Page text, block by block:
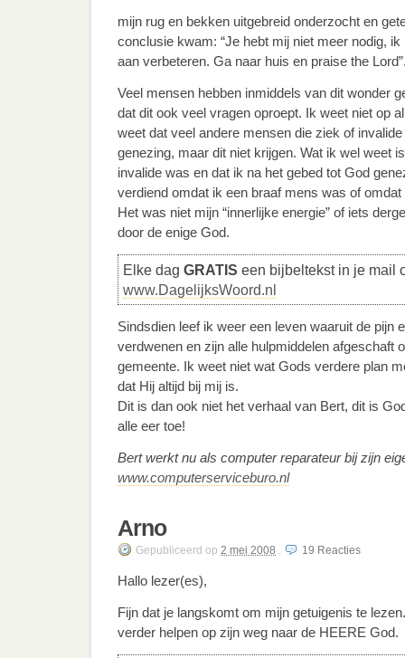
mijn rug en bekken uitgebreid onderzocht en
conclusie kwam: “Je hebt mij niet meer nodig,
aan verbeteren. Ga naar huis en praise the
Veel mensen hebben inmiddels van dit wonder
dat dit ook veel vragen oproept. Ik weet niet op
weet dat veel andere mensen die ziek of
genezing, maar dit niet krijgen. Wat ik wel weet
invalide was en dat ik na het gebed tot God
verdiend omdat ik een braaf mens was of
Het was niet mijn “innerlijke energie” of iets
door de enige God.
Elke dag GRATIS een bijbeltekst in je mail
www.DagelijksWoord.nl
Sindsdien leef ik weer een leven waaruit de pijn
verdwenen en zijn alle hulpmiddelen afgeschaft
gemeente. Ik weet niet wat Gods verdere plan
dat Hij altijd bij mij is.
Dit is dan ook niet het verhaal van Bert, dit is
alle eer toe!
Bert werkt nu als computer reparateur bij zijn
www.computerserviceburo.nl
Arno
Gepubliceerd op 2 mei 2008 . 19 Reacties
Hallo lezer(es),
Fijn dat je langskomt om mijn getuigenis te
verder helpen op zijn weg naar de HEERE God.